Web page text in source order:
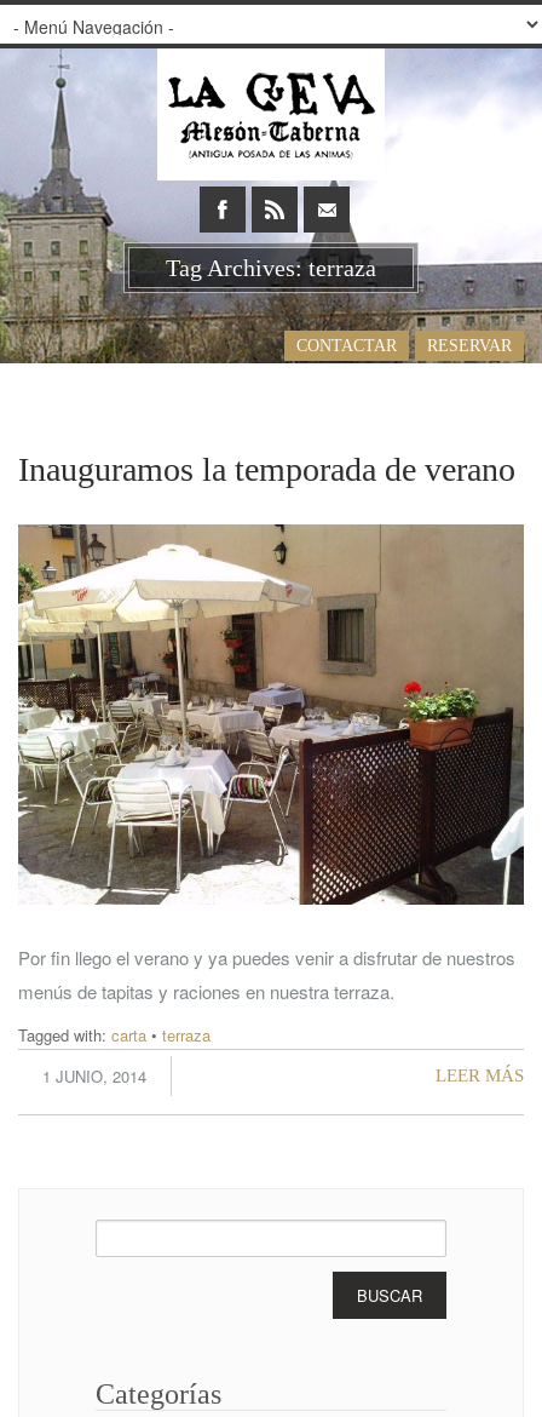
Tag Archives: terraza
CONTACTAR RESERVAR
Inauguramos la temporada de verano
Por fin llego el verano y ya puedes venir a disfrutar de nuestros
menús de tapitas y raciones en nuestra terraza.
Tagged with: carta • terraza
LEER MÁS
1 JUNIO, 2014
Buscar:
Categorías